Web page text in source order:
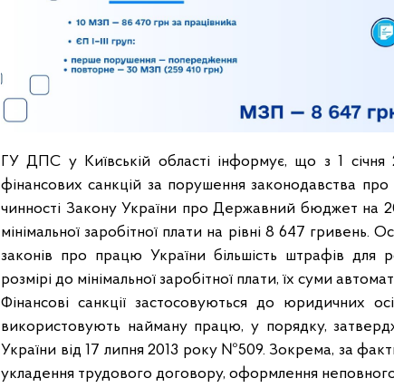
ГУ ДПС у Київській області інформує, що з 1 січня
фінансових санкцій за порушення законодавства про
чинності Закону України про Державний бюджет на
мінімальної заробітної плати на рівні 8 647 гривень.
законів про працю України більшість штрафів для
розмірі до мінімальної заробітної плати, їх суми
Фінансові санкції застосовуються до юридичних
використовують найману працю, у порядку,
України від 17 липня 2013 року №509. Зокрема, за
укладення трудового договору, оформлення